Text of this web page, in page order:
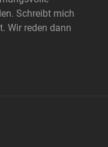
Schreibt mich
Wir reden dann